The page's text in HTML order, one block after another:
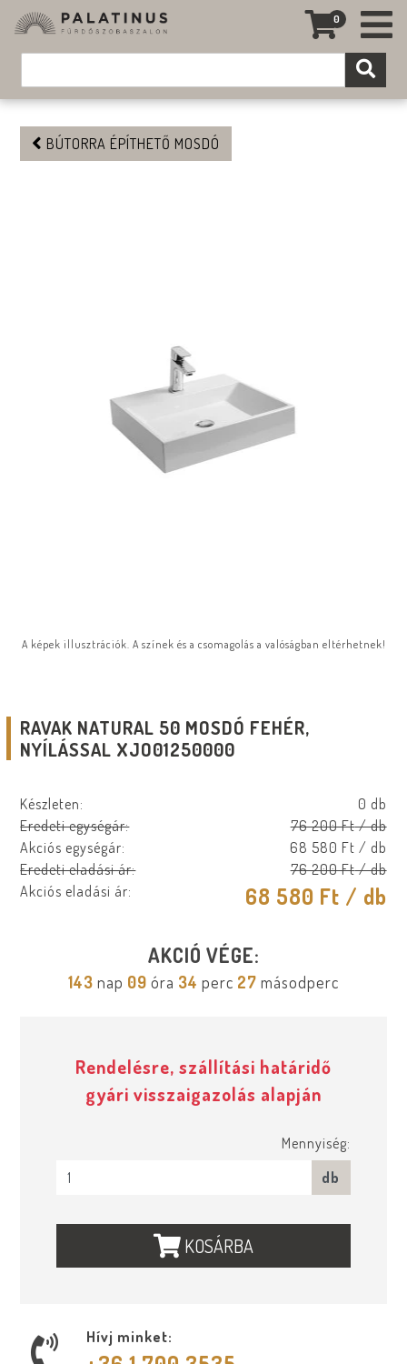
0
BÚTORRA ÉPÍTHETŐ MOSDÓ
A képek illusztrációk. A színek és a csomagolás a valóságban eltérhetnek!
RAVAK NATURAL 50 MOSDÓ FEHÉR,
NYÍLÁSSAL XJO01250000
Készleten:
0 db
Eredeti egységár:
76 200 Ft/ db
Akciós egységár:
68 580 Ft / db
Eredeti eladási ár:
76 200 Ft/ db
Akciós eladási ár:
68 580 Ft / db
AKCIÓ VÉGE:
143 nap 09 óra 34 perc 27 másodperc
Rendelésre, szállítási határidő
gyári visszaigazolás alapján
Mennyiség:
db
KOSÁRBA
Hívj minket: